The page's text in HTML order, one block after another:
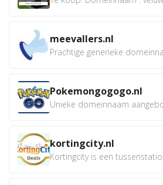
meevallers.nl
Pokemongogogo.nl
kortingcity.nl